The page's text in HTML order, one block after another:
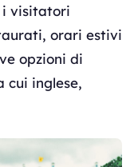
i visitatori
orari estivi
opzioni di
cui inglese,